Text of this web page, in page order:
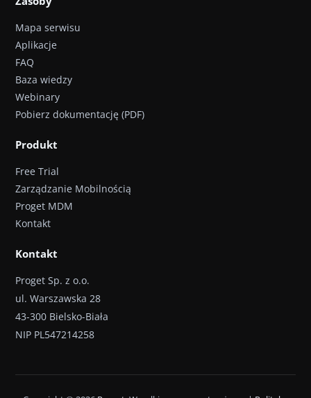
Mapa serwisu
Aplikacje
FAQ
Baza wiedzy
Webinary
Pobierz dokumentację (PDF)
Produkt
Free Trial
Zarządzanie Mobilnością
Proget MDM
Kontakt
Kontakt
Proget Sp. z o.o.
ul. Warszawska 28
43-300 Bielsko-Biała
NIP PL547214258